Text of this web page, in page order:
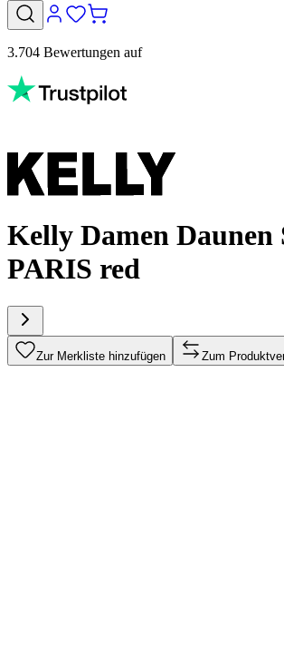
3.704 Bewertungen auf
Kelly Damen Daunen
PARIS red
Zur Merkliste hinzufügen Zum